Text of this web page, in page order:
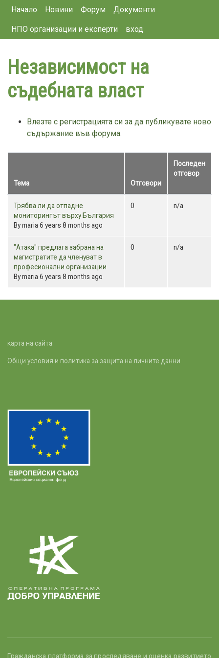
Премини
основното
Main navigation
Начало Новини Форум Документи
НПО организации и експерти вход
Независимост на
съдебната власт
Влезте с регистрацията си за да публикувате ново
съдържание във форума.
Тема Отговори
Последен
отговор
ascending
Normal
topic
Трябва ли да отпадне
мониторингът върху България
Bymaria 6 years 8 months ago
0 n/a
Normal
topic
"Атака" предлага забрана на
магистратите да членуват в
професионални организации
Bymaria 6 years 8 months ago
0 n/a
карта на сайта
Общи условия и политика за защита на личните данни
Гражданска платформа за проследяване и оценка развитието